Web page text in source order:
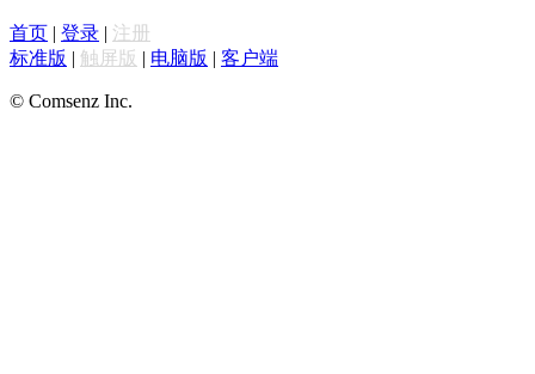
首页 | 登录 | 注册
标准版 | 触屏版 | 电脑版 | 客户端
© Comsenz Inc.